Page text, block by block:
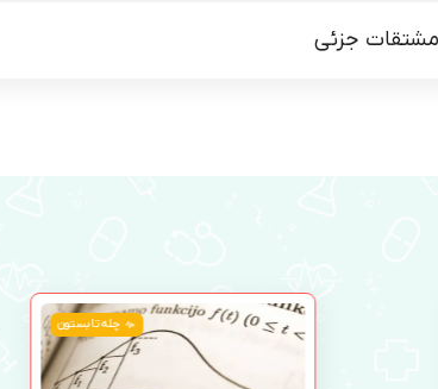
مشتقات جزئی
چله تابستون